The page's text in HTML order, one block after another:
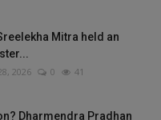
Mitra held an
2026 0 41
Dharmendra Pradhan